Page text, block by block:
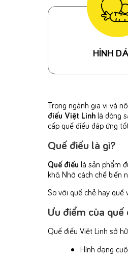
HÌNH
Trong ngành gia vị và
điếu Việt Linh là dòng
cấp quế điếu đáp ứng
Quế điếu là gì?
Quế điếu là sản phẩm
khô. Nhờ cách chế biến
So với quế chẻ hay quế
Ưu điểm của
Quế điếu Việt Linh sở
Hình dạng